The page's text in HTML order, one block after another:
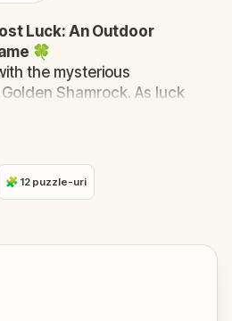
Luck: An Outdoor
🍀
the mysterious
Shamrock. As luck
stop, signs fall, and the
are summoned to unravel
Rusty, with his
McGuire, the desperate pub
shamrock? Or perhaps the
🧩 12 puzzle-uri